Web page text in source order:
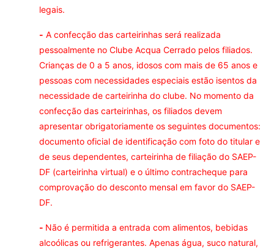
legais.
- A confecção das carteirinhas será realizada
pessoalmente no Clube Acqua Cerrado pelos filiados.
Crianças de 0 a 5 anos, idosos com mais de 65 anos e
pessoas com necessidades especiais estão isentos da
necessidade de carteirinha do clube. No momento da
confecção das carteirinhas, os filiados devem
apresentar obrigatoriamente os seguintes documentos:
documento oficial de identificação com foto do titular e
de seus dependentes, carteirinha de filiação do SAEP-
DF (carteirinha virtual) e o último contracheque para
comprovação do desconto mensal em favor do SAEP-
DF.
- Não é permitida a entrada com alimentos, bebidas
alcoólicas ou refrigerantes. Apenas água, suco natural,